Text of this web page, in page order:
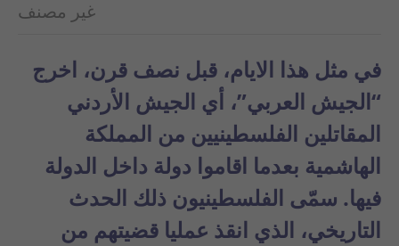
غير مصنف
في مثل هذا الايام، قبل نصف قرن، اخرج
“الجيش العربي”، أي الجيش الأردني
المقاتلين الفلسطينيين من المملكة
الهاشمية بعدما اقاموا دولة داخل الدولة
فيها. سمّى الفلسطينيون ذلك الحدث
التاريخي، الذي انقذ عمليا قضيتهم من